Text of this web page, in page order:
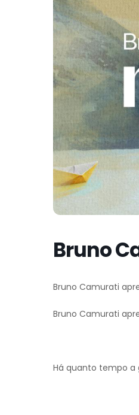
Bruno
Bruno Camurati
Bruno Camurati
Há quanto tempo a